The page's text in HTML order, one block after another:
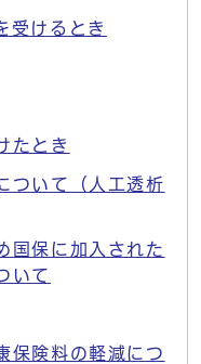
受けるとき
たとき
ついて（人工透析
国保に加入された
いて
保険料の軽減につ